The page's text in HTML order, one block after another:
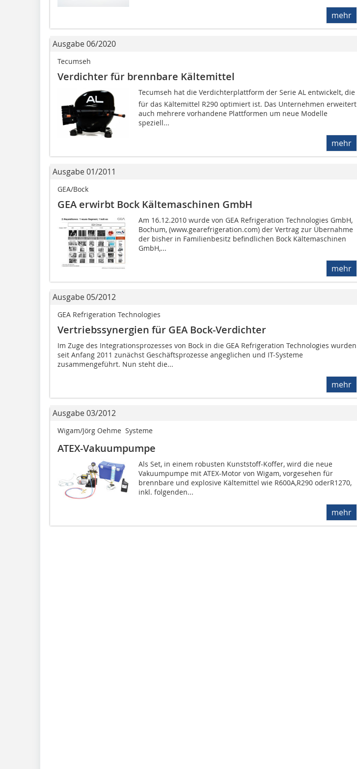
mehr
Ausgabe 06/2020
Tecumseh
Verdichter für brennbare Kältemittel
Tecumseh hat die Verdichterplattform der Serie AL entwickelt, die
für das Kältemittel R290 optimiert ist. Das Unternehmen erweitert
auch mehrere vorhandene Plattformen um neue Modelle
speziell...
mehr
Ausgabe 01/2011
GEA/Bock
GEA erwirbt Bock Kältemaschinen GmbH
Am 16.12.2010 wurde von GEA Refrigeration Technologies GmbH,
Bochum, (www.gearefrigeration.com) der Vertrag zur Übernahme
der bisher in Familienbesitz befindlichen Bock Kältemaschinen
GmbH,...
mehr
Ausgabe 05/2012
GEA Refrigeration Technologies
Vertriebssynergien für GEA Bock-Verdichter
Im Zuge des Integrationsprozesses von Bock in die GEA Refrigeration Technologies wurden
seit Anfang 2011 zunächst Geschäftsprozesse angeglichen und IT-Systeme
zusammengeführt. Nun steht die...
mehr
Ausgabe 03/2012
Wigam/Jörg Oehme  Systeme
ATEX-Vakuumpumpe
Als Set, in einem robusten Kunststoff-Koffer, wird die neue
Vakuumpumpe mit ATEX-Motor von Wigam, vorgesehen für
brennbare und explosive Kältemittel wie R600A,R290 oderR1270,
inkl. folgenden...
mehr